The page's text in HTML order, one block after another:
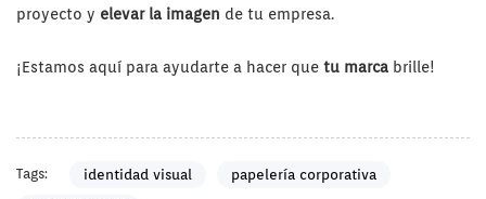
proyecto y elevar la imagen de tu empresa.
¡Estamos aquí para ayudarte a hacer que tu marca brille!
Tags: identidad visual papelería corporativa